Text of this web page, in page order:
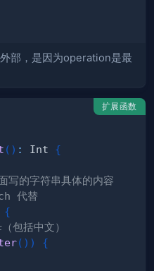
部，是因为operation是最
扩展函数
( ) : Int {
的字符串具体的内容
代替
{
包括中文）
( ) )
{